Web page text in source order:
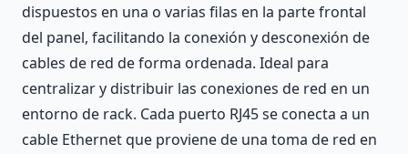
dispuestos en una o varias filas en la parte frontal
del panel, facilitando la conexión y desconexión de
cables de red de forma ordenada. Ideal para
centralizar y distribuir las conexiones de red en un
entorno de rack. Cada puerto RJ45 se conecta a un
cable Ethernet que proviene de una toma de red en